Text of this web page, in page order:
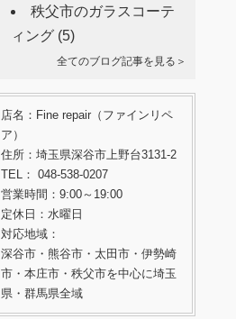
秩父市のガラスコーテ
ィング (5)
全てのブログ記事を見る＞
店名：Fine repair（ファインリペ
ア）
住所：埼玉県深谷市上野台3131-2
TEL： 048-538-0207
営業時間：9:00～19:00
定休日：水曜日
対応地域：
深谷市・熊谷市・太田市・伊勢崎
市・本庄市・秩父市を中心に埼玉
県・群馬県全域